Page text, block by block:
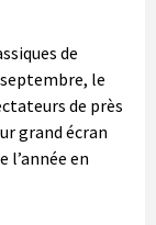
de
septembre, le
de près
grand écran
l’année en